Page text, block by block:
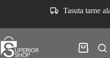
Tasuta tarne
Ostukorv